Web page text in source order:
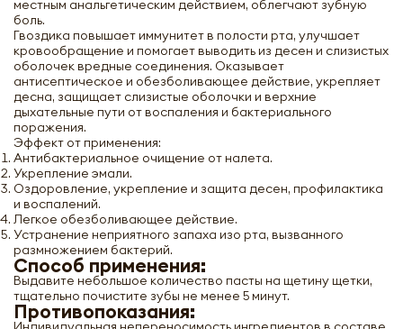
местным анальгетическим действием, облегчают зубную
боль.
Гвоздика повышает иммунитет в полости рта, улучшает
кровообращение и помогает выводить из десен и слизистых
оболочек вредные соединения. Оказывает
антисептическое и обезболивающее действие, укрепляет
десна, защищает слизистые оболочки и верхние
дыхательные пути от воспаления и бактериального
поражения.
Эффект от применения:
Антибактериальное очищение от налета.
Укрепление эмали.
Оздоровление, укрепление и защита десен, профилактика
и воспалений.
Легкое обезболивающее действие.
Устранение неприятного запаха изо рта, вызванного
размножением бактерий.
Способ применения:
Выдавите небольшое количество пасты на щетину щетки,
тщательно почистите зубы не менее 5 минут.
Противопоказания: